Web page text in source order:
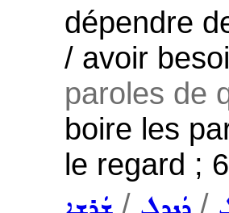
dépendre
/ avoir
paroles de
boire les
le regard ;
/ /